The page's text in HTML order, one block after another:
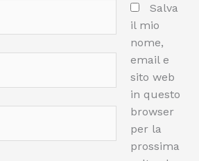
Salva
il mio
nome,
email e
sito web
in questo
browser
per la
prossima